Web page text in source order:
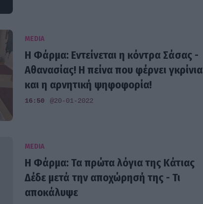
MEDIA
Η Φάρμα: Εντείνεται η κόντρα Σάσας -
Αθανασίας! Η πείνα που φέρνει γκρίνια
και η αρνητική ψηφοφορία!
16:50 @20-01-2022
MEDIA
H Φάρμα: Τα πρώτα λόγια της Κάτιας
Δέδε μετά την αποχώρησή της - Τι
αποκάλυψε